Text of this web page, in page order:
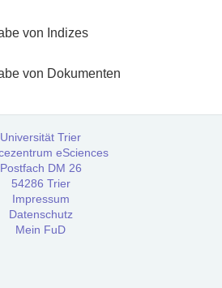
von Indizes
von Dokumenten
Universität Trier
eSciences
Postfach DM 26
54286 Trier
Impressum
Datenschutz
Mein FuD